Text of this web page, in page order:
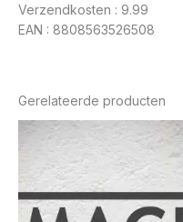
Verzendkosten : 9.99
EAN : 8808563526508
Gerelateerde producten